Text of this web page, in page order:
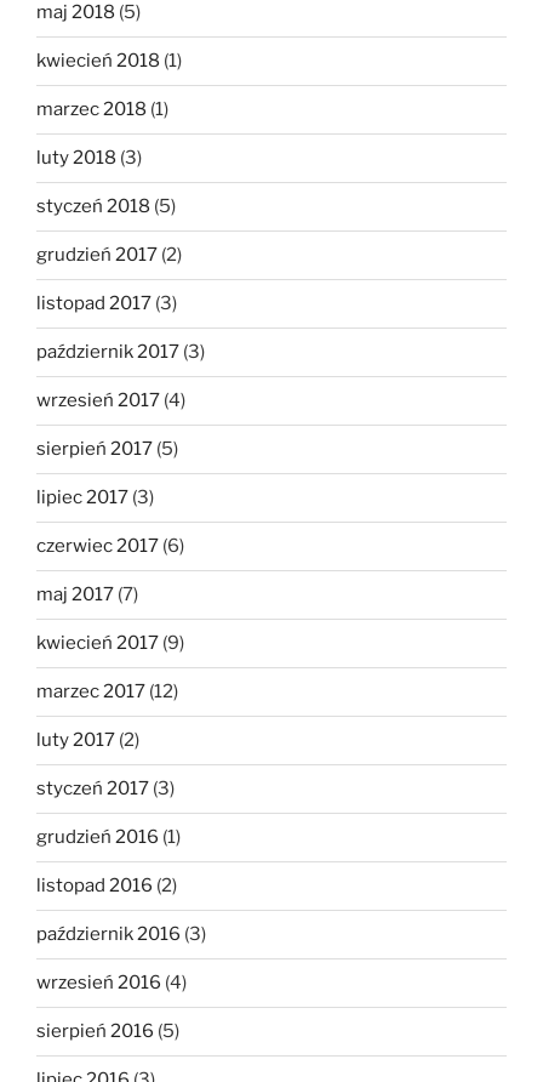
maj 2018 (5)
kwiecień 2018 (1)
marzec 2018 (1)
luty 2018 (3)
styczeń 2018 (5)
grudzień 2017 (2)
listopad 2017 (3)
październik 2017 (3)
wrzesień 2017 (4)
sierpień 2017 (5)
lipiec 2017 (3)
czerwiec 2017 (6)
maj 2017 (7)
kwiecień 2017 (9)
marzec 2017 (12)
luty 2017 (2)
styczeń 2017 (3)
grudzień 2016 (1)
listopad 2016 (2)
październik 2016 (3)
wrzesień 2016 (4)
sierpień 2016 (5)